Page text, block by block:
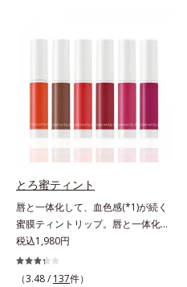
援します。*1 メラニンの生成を抑
シュ除く）*2 オルビス内スキンケ
る*5 乾燥、ハリ・ツヤのなさ
ロニセラカエルレア果汁、ノバラエ
キス配合＝うるおいを与えハリと透
明感に満ちた肌へ導く保湿成分*9
メマツヨイグサ抽出液、スイカズラ
エキス配合＝角層のすみずみまで水
分・油分を保ち、ハリ・ツヤを与え
る保湿成分*10 気持ちのことアレ
ルギーテスト済＝全ての方にアレル
ンジング(*2)をご用意しました。ポ
微粒子とオイルが肌と汚れの間に入
り込み、小さくばらけて肌表面にう
することを防止し、細かい毛穴汚れ
をごっそりするん！角栓溶解オイル
(*4)が詰まりや黒ずみも溶かして、
毛穴の目立ちにくいすべすべ肌に洗
い上げます。大人肌のためのくすみ
(*5)を晴らすアプローチによって圧
とろ蜜ティント
唇と一体化して、血色感(*1)が続く
蜜膜ティントリップ。唇と一体化し
て色落ちしにくいティント処方とう
るおいを両立した、ティントリップ
です。色が長時間唇に密着するオイ
税込1,980円
（3.48 / 137件）